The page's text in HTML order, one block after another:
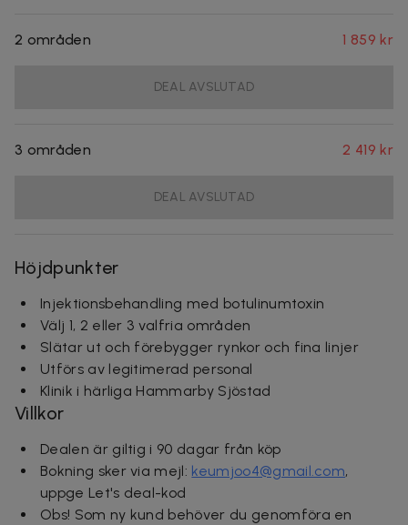
2 områden 1 859 kr
DEAL AVSLUTAD
3 områden 2 419 kr
DEAL AVSLUTAD
Höjdpunkter
Injektionsbehandling med botulinumtoxin
Välj 1, 2 eller 3 valfria områden
Slätar ut och förebygger rynkor och fina linjer
Utförs av legitimerad personal
Klinik i härliga Hammarby Sjöstad
Villkor
Dealen är giltig i 90 dagar från köp
Bokning sker via mejl: keumjoo4@gmail.com,
uppge Let's deal-kod
Obs! Som ny kund behöver du genomföra en